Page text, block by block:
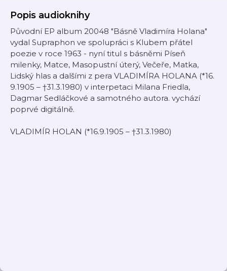
Popis audioknihy
Původní EP album 20048 "Básně Vladimíra Holana"
vydal Supraphon ve spolupráci s Klubem přátel
poezie v roce 1963 - nyní titul s básněmi Píseň
milenky, Matce, Masopustní úterý, Večeře, Matka,
Lidský hlas a dalšími z pera VLADIMÍRA HOLANA (*16.
9.1905 – †31.3.1980) v interpetaci Milana Friedla,
Dagmar Sedláčkové a samotného autora. vychází
poprvé digitálně.
VLADIMÍR HOLAN (*16.9.1905 – †31.3.1980)